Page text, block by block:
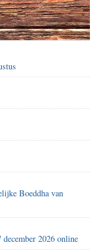
Boeddha van
2026 online